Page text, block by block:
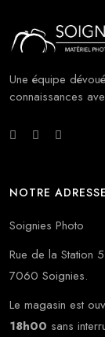
Une équipe
connaissances
NOTRE ADRESSE
Soignies Photo
Rue de la Station 5
7060 Soignies.
Le magasin est
18h00 sans